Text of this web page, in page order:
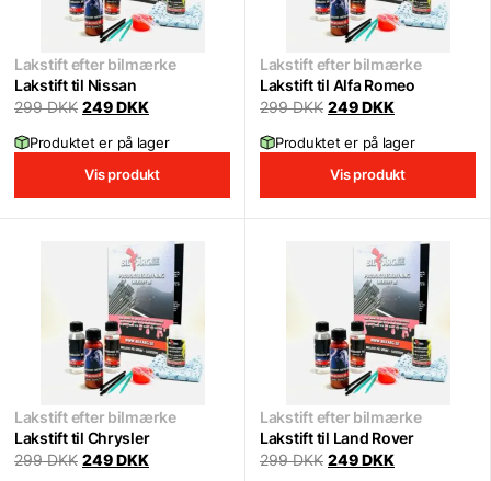
Lakstift efter bilmærke
Lakstift til Nissan
299DKK Original
was:
299 DKK.
249DKKCurrent
is:
249 DKK.
Produktet er på lager
Vis produkt
Lakstift efter bilmærke
Lakstift til Alfa Romeo
299DKK Original
was:
299 DKK.
249DKKCurrent
is:
249 DKK.
Produktet er på lager
Vis produkt
Lakstift efter bilmærke
Lakstift til Chrysler
299DKK Original
249DKKCurrent
Lakstift efter bilmærke
Lakstift til Land Rover
299DKK Original
249DKKCurrent